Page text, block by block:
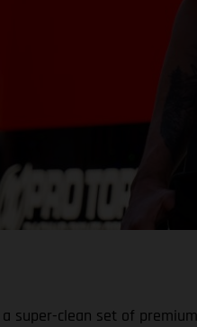
super-clean set of